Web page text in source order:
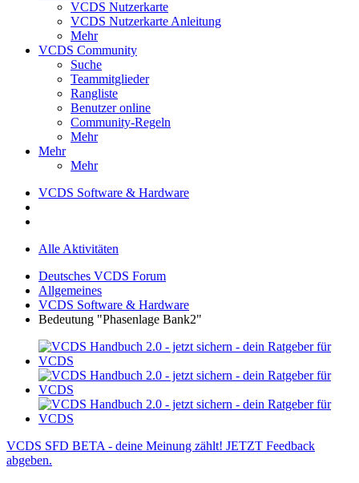
VCDS Nutzerkarte
VCDS Nutzerkarte Anleitung
Mehr
VCDS Community
Suche
Teammitglieder
Rangliste
Benutzer online
Community-Regeln
Mehr
Mehr
Mehr
VCDS Software & Hardware
Alle Aktivitäten
Deutsches VCDS Forum
Allgemeines
VCDS Software & Hardware
Bedeutung "Phasenlage Bank2"
VCDS SFD BETA - deine Meinung zählt! JETZT Feedback
abgeben.